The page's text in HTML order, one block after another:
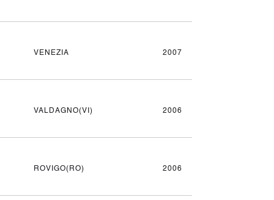
VENEZIA 2007
VALDAGNO(VI) 2006
ROVIGO(RO) 2006